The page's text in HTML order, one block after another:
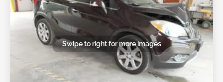
Swipe to right for more images